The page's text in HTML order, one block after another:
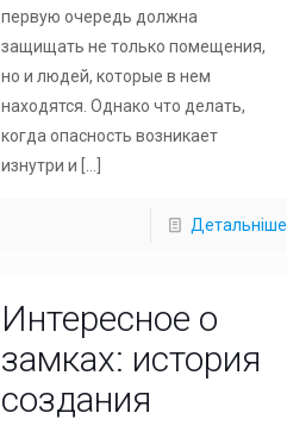
первую очередь должна
защищать не только помещения,
но и людей, которые в нем
находятся. Однако что делать,
когда опасность возникает
изнутри и […]
Детальніше
Интересное о
замках: история
создания